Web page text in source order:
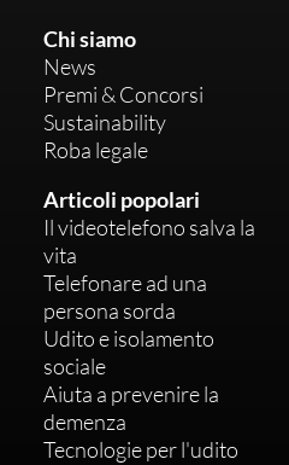
Chi siamo
News
Premi & Concorsi
Sustainability
Roba legale
Articoli popolari
Il videotelefono salva la
vita
Telefonare ad una
persona sorda
Udito e isolamento
sociale
Aiuta a prevenire la
demenza
Tecnologie per l'udito